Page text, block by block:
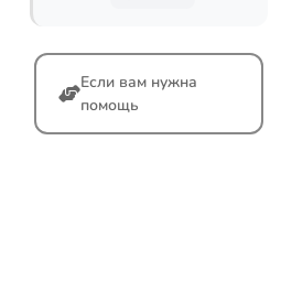
Если вам нужна
помощь